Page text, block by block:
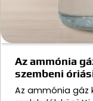
Az ammónia
szembeni
Az ammónia gáz